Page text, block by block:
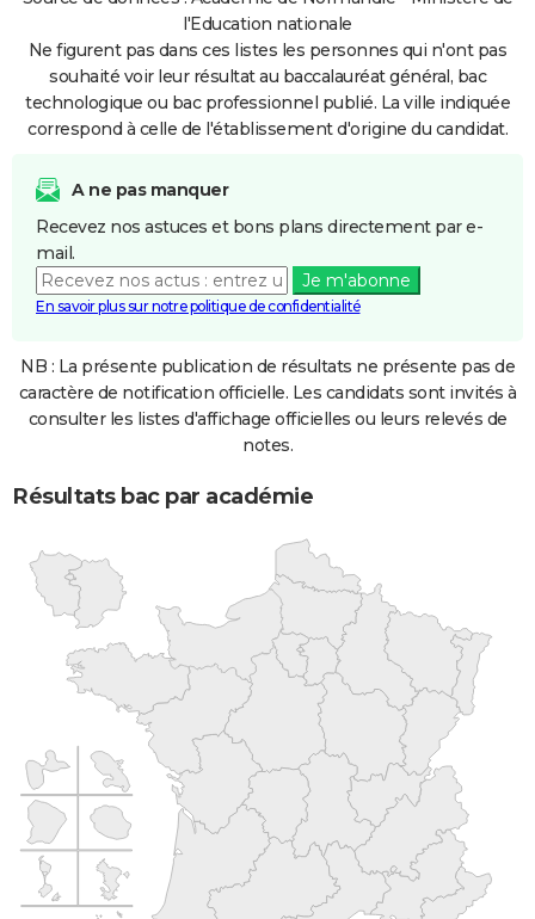
l'Education nationale
Ne figurent pas dans ces listes les personnes qui n'ont pas
souhaité voir leur résultat au baccalauréat général, bac
technologique ou bac professionnel publié. La ville indiquée
correspond à celle de l'établissement d'origine du candidat.
A ne pas manquer
Recevez nos astuces et bons plans directement par e-
mail.
Je m'abonne
En savoir plus sur notre politique de confidentialité
NB : La présente publication de résultats ne présente pas de
caractère de notification officielle. Les candidats sont invités à
consulter les listes d'affichage officielles ou leurs relevés de
notes.
Résultats bac par académie